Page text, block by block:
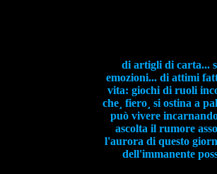
di artigli di carta...
emozioni... di attimi
vita: giochi di ruoli
che¸ fiero¸ si ostina a
può vivere
ascolta il rumore
l'aurora di questo
dell'immanente